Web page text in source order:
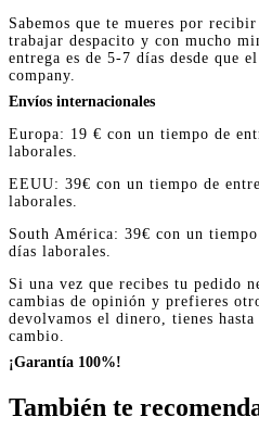
Sabemos que te mueres por
trabajar despacito y con mucho
entrega es de 5-7 días desde que
company.
Envíos internacionales
Europa: 19 € con un tiempo de
laborales.
EEUU: 39€ con un tiempo de
laborales.
South América: 39€ con un
días laborales.
Si una vez que recibes tu pedido
cambias de opinión y prefieres
devolvamos el dinero, tienes
cambio.
¡Garantía 100%!
También te